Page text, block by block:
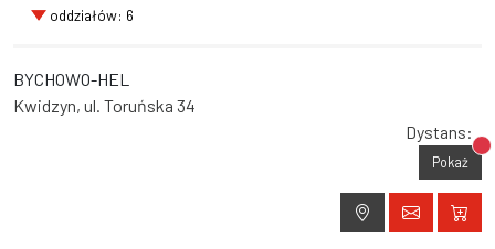
oddziałów: 6
BYCHOWO-HEL
Kwidzyn, ul. Toruńska 34
Dystans:
Pokaż